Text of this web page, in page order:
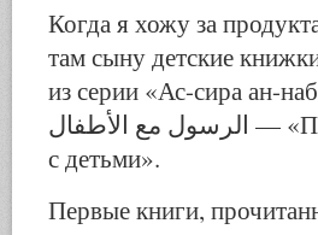
Когда я хожу за
там сыну детские
из серии «Ас-сира ан-
الرسول مع الأطفال — «Пророк, мир ему и благословение Аллаха,
с детьми».
Первые книги,